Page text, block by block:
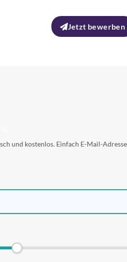
Jetzt bewerben
und kostenlos. Einfach E-Mail-